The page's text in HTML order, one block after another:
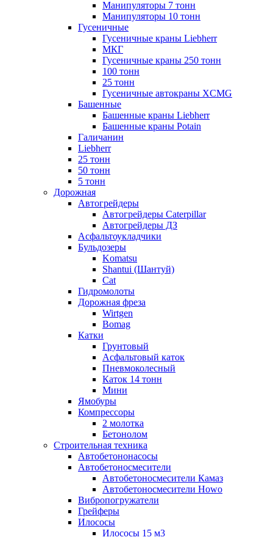
Манипуляторы 7 тонн
Манипуляторы 10 тонн
Гусеничные
Гусеничные краны Liebherr
МКГ
Гусеничные краны 250 тонн
100 тонн
25 тонн
Гусеничные автокраны XCMG
Башенные
Башенные краны Liebherr
Башенные краны Potain
Галичанин
Liebherr
25 тонн
50 тонн
5 тонн
Дорожная
Автогрейдеры
Автогрейдеры Caterpillar
Автогрейдеры ДЗ
Асфальтоукладчики
Бульдозеры
Komatsu
Shantui (Шантуй)
Cat
Гидромолоты
Дорожная фреза
Wirtgen
Bomag
Катки
Грунтовый
Асфальтовый каток
Пневмоколесный
Каток 14 тонн
Мини
Ямобуры
Компрессоры
2 молотка
Бетонолом
Строительная техника
Автобетононасосы
Автобетоносмесители
Автобетоносмесители Камаз
Автобетоносмесители Howo
Вибропогружатели
Грейферы
Илососы
Илососы 15 м3